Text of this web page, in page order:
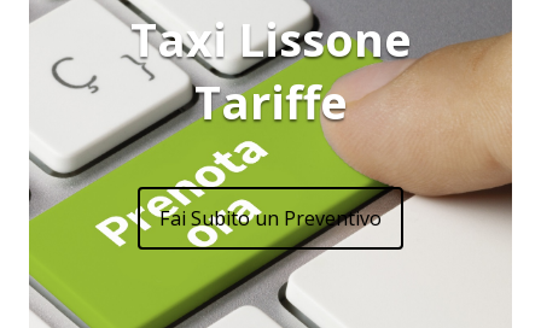
Taxi Lissone
Tariffe
Fai Subito un Preventivo